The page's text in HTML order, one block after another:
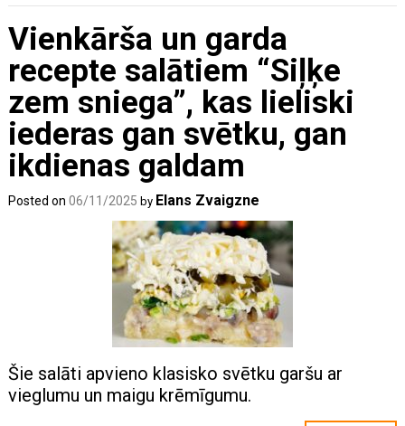
Vienkārša un garda
recepte salātiem “Siļķe
zem sniega”, kas lieliski
iederas gan svētku, gan
ikdienas galdam
Posted on06/11/2025 by Elans Zvaigzne
Šie salāti apvieno klasisko svētku garšu ar
vieglumu un maigu krēmīgumu.